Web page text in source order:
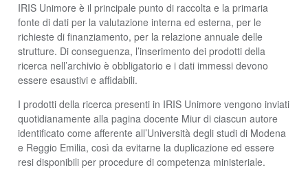
IRIS Unimore è il principale punto di raccolta e la primaria
fonte di dati per la valutazione interna ed esterna, per le
richieste di finanziamento, per la relazione annuale delle
strutture. Di conseguenza, l’inserimento dei prodotti della
ricerca nell’archivio è obbligatorio e i dati immessi devono
essere esaustivi e affidabili.
I prodotti della ricerca presenti in IRIS Unimore vengono inviati
quotidianamente alla pagina docente Miur di ciascun autore
identificato come afferente all’Università degli studi di Modena
e Reggio Emilia, così da evitarne la duplicazione ed essere
resi disponibili per procedure di competenza ministeriale.